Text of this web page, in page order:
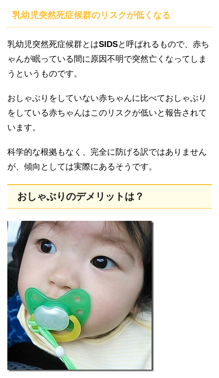
乳幼児突然死症候群のリスクが低くなる
乳幼児突然死症候群とはSIDSと呼ばれるもので、赤ち
ゃんが眠っている間に原因不明で突然亡くなってしま
うというものです。
おしゃぶりをしていない赤ちゃんに比べておしゃぶり
をしている赤ちゃんはこのリスクが低いと報告されて
います。
科学的な根拠もなく、完全に防げる訳ではありません
が、傾向としては実際にあるそうです。
おしゃぶりのデメリットは？